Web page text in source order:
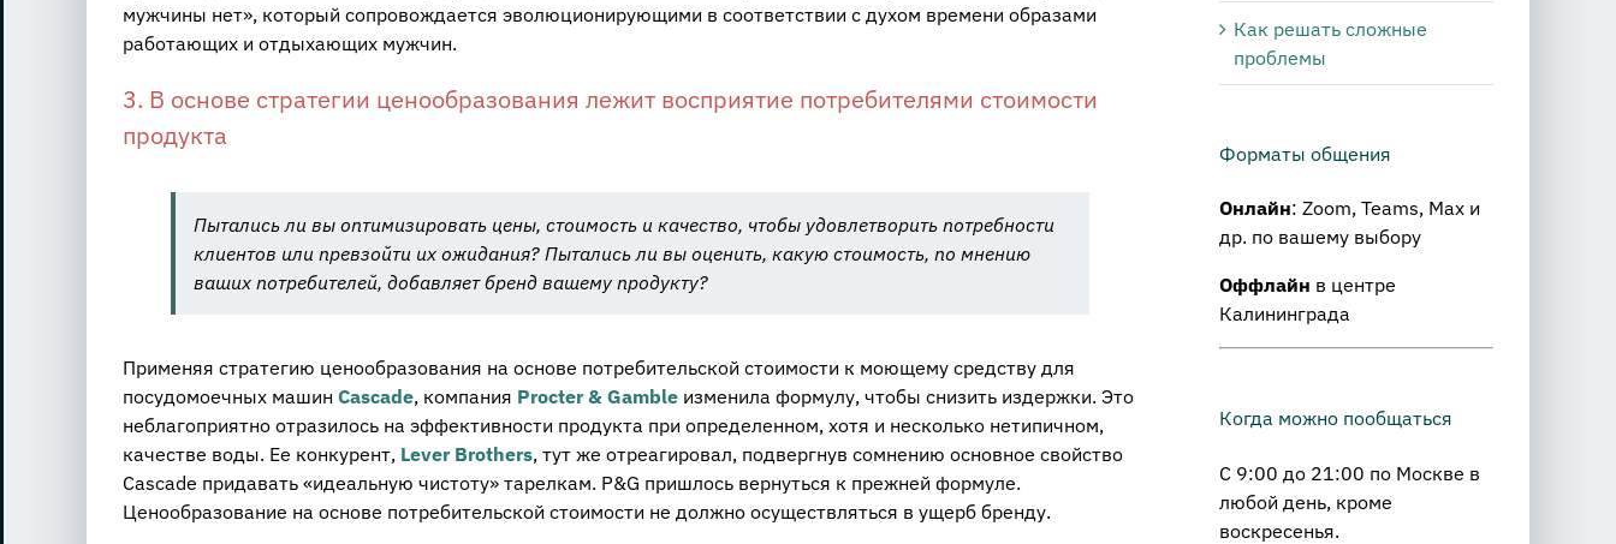
мужчины нет», который сопровождается эволюционирующими в соответствии с духом времени образами
работающих и отдыхающих мужчин.
3. В основе стратегии ценообразования лежит восприятие потребителями стоимости
продукта
Пытались ли вы оптимизировать цены, стоимость и качество, чтобы удовлетворить потребности
клиентов или превзойти их ожидания? Пытались ли вы оценить, какую стоимость, по мнению
ваших потребителей, добавляет бренд вашему продукту?
Применяя стратегию ценообразования на основе потребительской стоимости к моющему средству для
посудомоечных машин Cascade, компания Procter & Gamble изменила формулу, чтобы снизить издержки. Это
неблагоприятно отразилось на эффективности продукта при определенном, хотя и несколько нетипичном,
качестве воды. Ее конкурент, Lever Brothers, тут же отреагировал, подвергнув сомнению основное свойство
Cascade придавать «идеальную чистоту» тарелкам. P&G пришлось вернуться к прежней формуле.
Ценообразование на основе потребительской стоимости не должно осуществляться в ущерб бренду.
Как решать сложные
проблемы
Форматы общения
Онлайн: Zoom, Teams, Max и
др. по вашему выбору
Оффлайн в центре
Калининграда
Когда можно пообщаться
С 9:00 до 21:00 по Москве в
любой день, кроме
воскресенья.